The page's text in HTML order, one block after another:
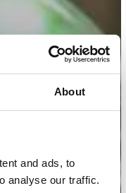
About
and ads, to
analyse our traffic.